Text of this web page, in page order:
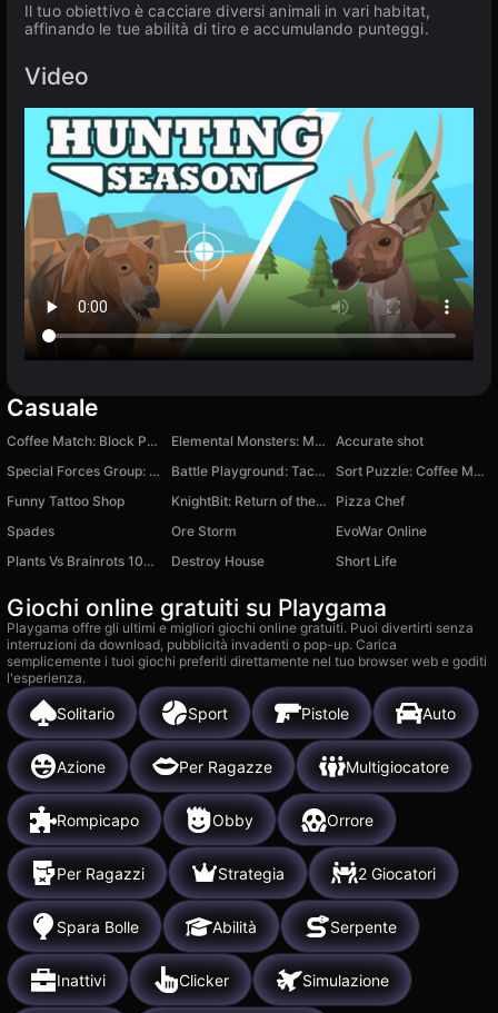
Il tuo obiettivo è cacciare diversi animali in vari habitat,
affinando le tue abilità di tiro e accumulando punteggi.
Video
Casuale
Coffee Match: Block Puzzle Elemental Monsters: Merge
Accurate shot
Special Forces Group: Online
Battle Playground: Tactical Simulator
Sort Puzzle: Coffee Match Rush
Funny Tattoo Shop
KnightBit: Return of the knights
Pizza Chef
Spades
Ore Storm
EvoWar Online
Plants Vs Brainrots 100% Original
Destroy House Short Life
Giochi online gratuiti su Playgama
Playgama offre gli ultimi e migliori giochi online gratuiti. Puoi divertirti senza
interruzioni da download, pubblicità invadenti o pop-up. Carica
semplicemente i tuoi giochi preferiti direttamente nel tuo browser web e goditi
l'esperienza.
Solitario Sport Pistole Auto
Azione Per Ragazze Multigiocatore
Rompicapo Obby Orrore
Per Ragazzi Strategia 2 Giocatori
Spara Bolle Abilità Serpente
Inattivi Clicker Simulazione